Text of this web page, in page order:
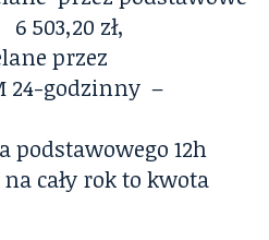
503,20 zł,
przez
24-godzinny –
12h
cały rok to kwota